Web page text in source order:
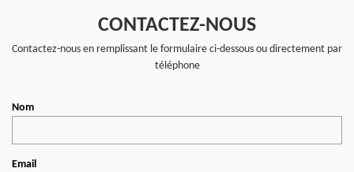
CONTACTEZ-NOUS
Contactez-nous en remplissant le formulaire ci-dessous ou directement par
téléphone
Nom
Email